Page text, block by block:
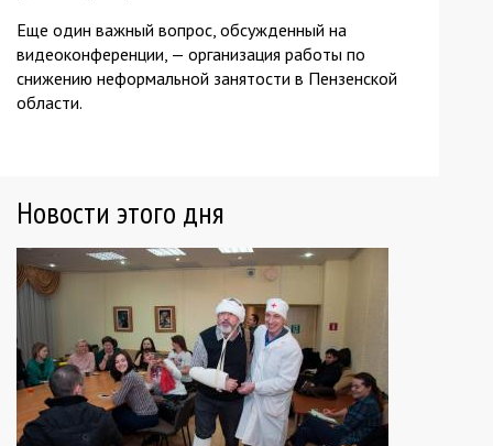
Еще один важный вопрос, обсужденный на
видеоконференции, — организация работы по
снижению неформальной занятости в Пензенской
области.
Новости этого дня